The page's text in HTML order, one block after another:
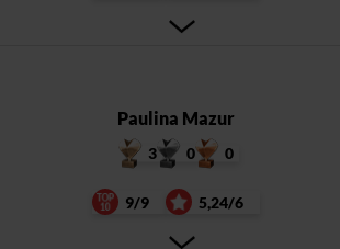
Paulina Mazur
3 0 0
9/9 5,24/6